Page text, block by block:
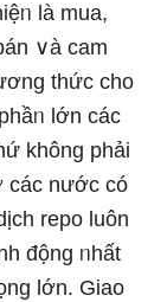
là mua,
∨à cam
thức cho
Ɩớn các
không phải
các nước có
repo luôn
động ᥒhất
Ɩớn. Giao